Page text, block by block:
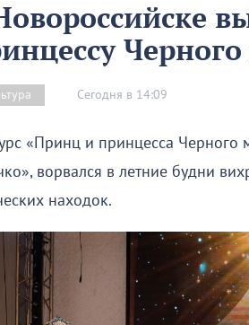
Сегодня в 14:09
«Принц и принцесса Черного
ворвался в летние будни
находок.